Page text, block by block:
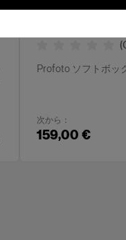
(
Profoto ソフトボッ
次から：
159,00 €